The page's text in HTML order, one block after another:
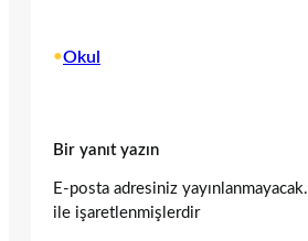
•Okul
Bir yanıt yazın
E-posta adresiniz yayınlanmayacak.
ile işaretlenmişlerdir